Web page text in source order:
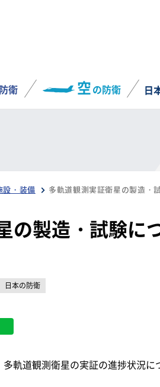
衛 空の防衛 日
設・装備
の製造・試験に
日本の防衛
軌道観測衛星の実証の進捗状況に